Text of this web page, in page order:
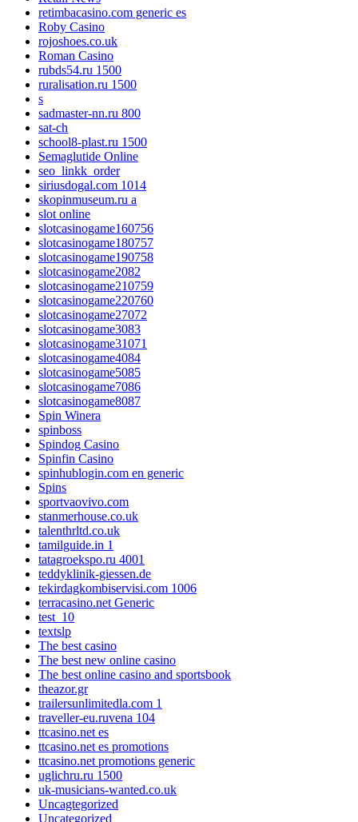
retimbacasino.com generic es
Roby Casino
rojoshoes.co.uk
Roman Casino
rubds54.ru 1500
ruralisation.ru 1500
s
sadmaster-nn.ru 800
sat-ch
school8-plast.ru 1500
Semaglutide Online
seo_linkk_order
siriusdogal.com 1014
skopinmuseum.ru a
slot online
slotcasinogame160756
slotcasinogame180757
slotcasinogame190758
slotcasinogame2082
slotcasinogame210759
slotcasinogame220760
slotcasinogame27072
slotcasinogame3083
slotcasinogame31071
slotcasinogame4084
slotcasinogame5085
slotcasinogame7086
slotcasinogame8087
Spin Winera
spinboss
Spindog Casino
Spinfin Casino
spinhublogin.com en generic
Spins
sportvaovivo.com
stanmerhouse.co.uk
talenthrltd.co.uk
tamilguide.in 1
tatagroekspo.ru 4001
teddyklinik-giessen.de
tekirdagkombiservisi.com 1006
terracasino.net Generic
test_10
textslp
The best casino
The best new online casino
The best online casino and sportsbook
theazor.gr
trailersunlimitedla.com 1
traveller-eu.ruvena 104
ttcasino.net es
ttcasino.net es promotions
ttcasino.net promotions generic
uglichru.ru 1500
uk-musicians-wanted.co.uk
Uncagtegorized
Uncategorized